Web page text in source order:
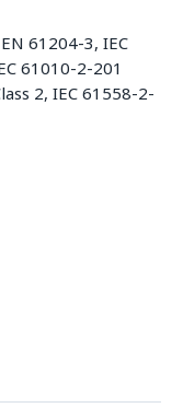
61204-3, IEC
61010-2-201
2, IEC 61558-2-